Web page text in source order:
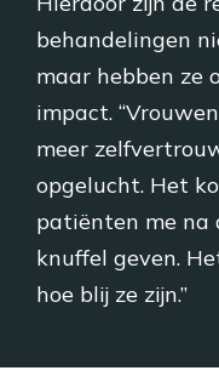
behandelingen
maar hebben ze
impact.
meer
opgelucht. Het
patiënten me na
knuffel geven.
hoe blij ze zijn.”